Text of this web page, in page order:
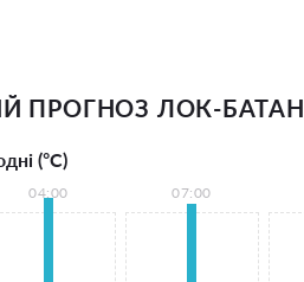
ПРОГНОЗ ЛОК-БАТАН
(°С)
04:00 07:00